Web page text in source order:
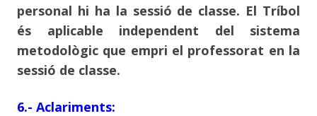
personal hi ha la sessió de classe. El Tríbol
és aplicable independent del sistema
metodològic que empri el professorat en la
sessió de classe.
6.- Aclariments: